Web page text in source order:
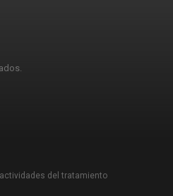
del tratamiento